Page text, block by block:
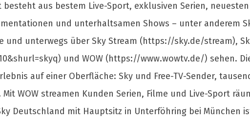
besteht aus bestem Live-Sport, exklusiven Serien,
und unterhaltsamen Shows – unter anderem
und unterwegs über Sky Stream (https://sky.de/stream),
und WOW (https://www.wowtv.de/) sehen.
auf einer Oberfläche: Sky und Free-TV-Sender,
Mit WOW streamen Kunden Serien, Filme und Live-Sport
Deutschland mit Hauptsitz in Unterföhring bei München